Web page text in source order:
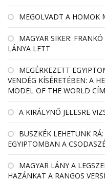
MEGOLVADT A HOMOK
MAGYAR SIKER:
LÁNYA LETT
MEGÉRKEZETT
VENDÉG KÍSÉRETÉBEN: A
MODEL OF THE WORLD
A KIRÁLYNŐ JELESRE
BÜSZKÉK LEHETÜNK
EGYIPTOMBAN A
MAGYAR LÁNY A
HAZÁNKAT A RANGOS